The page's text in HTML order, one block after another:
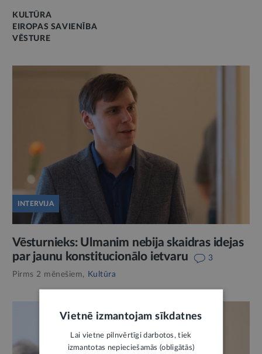
KULTŪRA
EIROPAS SAVIENĪBA
VĒSTURE
INTERVIJA
Vēsturnieks: Ulmanim nebija skaidras idejas
par jaunu konstitucionālo ietvaru
3
Pirms 2 mēnešiem, Kultūra
Vietnē izmantojam sīkdatnes
Lai vietne pilnvērtīgi darbotos, tiek
izmantotas nepieciešamās (obligātās)